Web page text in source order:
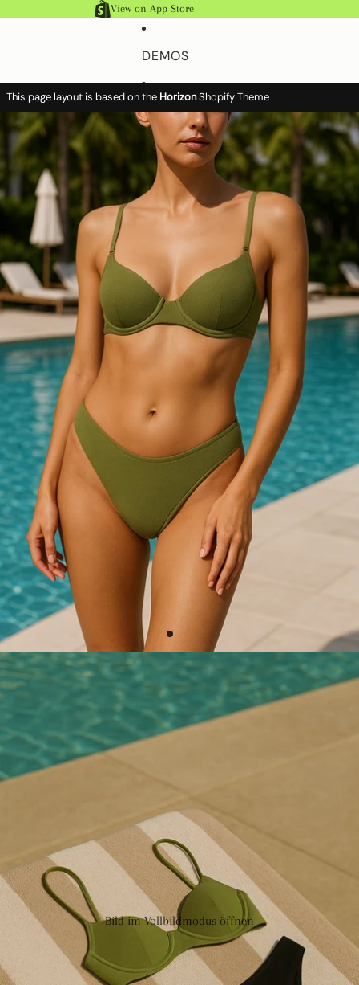
View on App Store
Search
DEMOS
MERKMALE
HILFEDOKUMENTE
MORE
Search
Konto Konto
Artikel
0
This page layout is based on the HorizonShopify Theme
Zu Produktinformationen springen
Bild im Vollbildmodus öffnen